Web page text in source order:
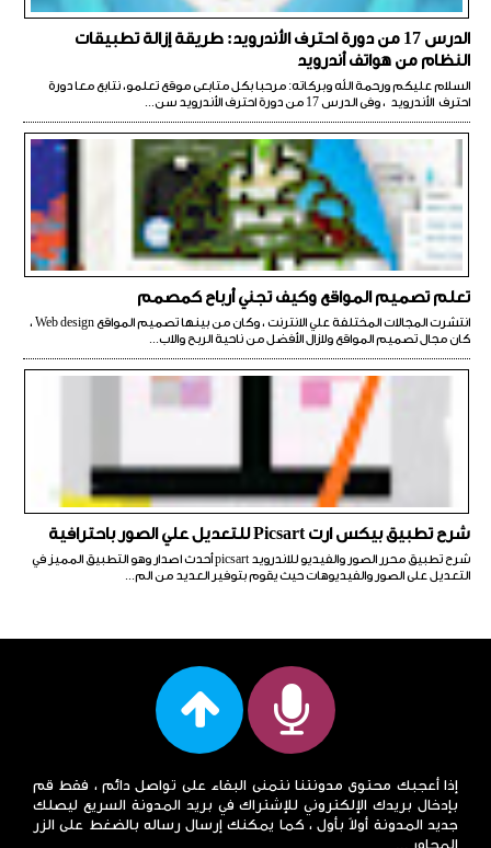
الدرس 17 من دورة احترف الأندرويد: طريقة إزالة تطبيقات
النظام من هواتف أندرويد
السلام عليكم ورحمة الله وبركاته: مرحبا بكل متابعى موقع تعلمو، نتابع معا دورة
احترف الأندرويد ، وفى الدرس 17 من دورة احترف الأندرويد سن...
تعلم تصميم المواقع وكيف تجني أرباح كمصمم
انتشرت المجالات المختلفة علي الانترنت ، وكان من بينها تصميم المواقع Web design ،
كان مجال تصميم المواقع ولازال الأفضل من ناحية الربح والاب...
شرح تطبيق بيكس ارت Picsart للتعديل علي الصور باحترافية
شرح تطبيق محرر الصور والفيديو للاندرويد picsart أحدث اصدار وهو التطبيق المميز في
التعديل على الصور والفيديوهات حيث يقوم بتوفير العديد من الم...
إذا أعجبك محتوى مدونتنا نتمنى البقاء على تواصل دائم ، فقط قم
بإدخال بريدك الإلكتروني للإشتراك في بريد المدونة السريع ليصلك
جديد المدونة أولاً بأول ، كما يمكنك إرسال رساله بالضغط على الزر
المجاور ...